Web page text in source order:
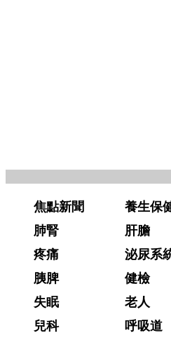
焦點新聞 養生保
肺腎
肝膽
疼痛
泌尿系
胰脾
健檢
失眠
老人
兒科
呼吸道